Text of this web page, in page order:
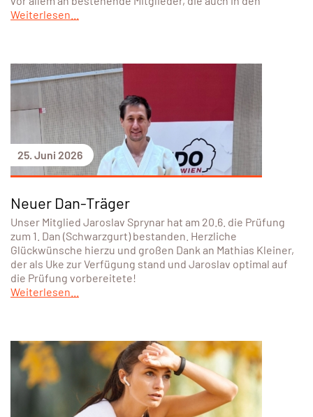
Weiterlesen...
25. Juni 2026
Neuer Dan-Träger
Unser Mitglied Jaroslav Sprynar hat am 20.6. die Prüfung
zum 1. Dan (Schwarzgurt) bestanden. Herzliche
Glückwünsche hierzu und großen Dank an Mathias Kleiner,
der als Uke zur Verfügung stand und Jaroslav optimal auf
die Prüfung vorbereitete!
Weiterlesen...